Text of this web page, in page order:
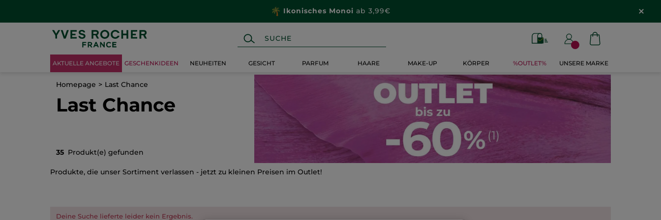
Ikonisches Monoi ab 3,99€
AKTUELLE ANGEBOTE GESCHENKIDEEN NEUHEITEN GESICHT PARFUM HAARE MAKE-UP KÖRPER %OUTLET% UNSERE MARKE
Homepage Last Chance
Last Chance
35 Produkt(e) gefunden
Produkte, die unser Sortiment verlassen - jetzt zu kleinen Preisen im Outlet!
Deine Suche lieferte leider kein Ergebnis.